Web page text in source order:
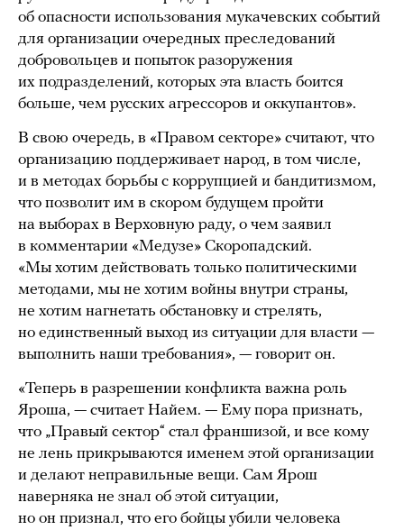
об опасности использования мукачевских событий
для организации очередных преследований
добровольцев и попыток разоружения
их подразделений, которых эта власть боится
больше, чем русских агрессоров и оккупантов».
В свою очередь, в «Правом секторе» считают, что
организацию поддерживает народ, в том числе,
и в методах борьбы с коррупцией и бандитизмом,
что позволит им в скором будущем пройти
на выборах в Верховную раду, о чем заявил
в комментарии «Медузе» Скоропадский.
«Мы хотим действовать только политическими
методами, мы не хотим войны внутри страны,
не хотим нагнетать обстановку и стрелять,
но единственный выход из ситуации для власти —
выполнить наши требования», — говорит он.
«Теперь в разрешении конфликта важна роль
Яроша, — считает Найем. — Ему пора признать,
что „Правый сектор“ стал франшизой, и все кому
не лень прикрываются именем этой организации
и делают неправильные вещи. Сам Ярош
наверняка не знал об этой ситуации,
но он признал, что его бойцы убили человека